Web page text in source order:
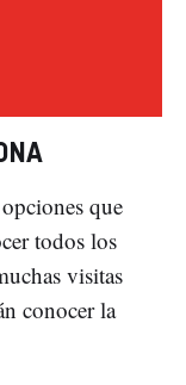
que
todos los
visitas
conocer la